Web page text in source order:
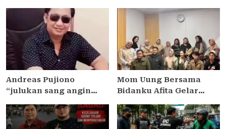
Andreas Pujiono
“julukan sang angin
Satreskrim Polres
Madiun , ditengarai tipu
Mom Uung Bersama
Bidanku Afita Gelar
yang Benar dalam
Peringatan Pekan ASI